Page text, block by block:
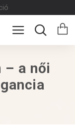
– a női